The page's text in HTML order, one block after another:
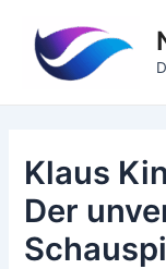
Inhalt
springen
Klaus
Der